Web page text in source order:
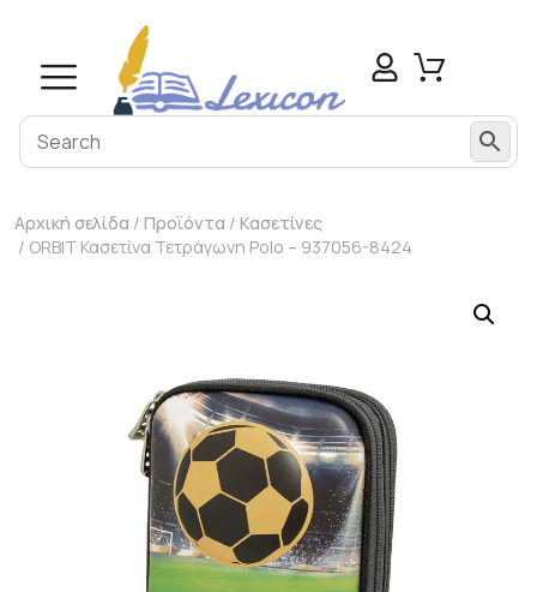
Αρχική σελίδα / Προϊόντα / Κασετίνες
/ ORBIT Κασετίνα Τετράγωνη Polo – 937056-8424